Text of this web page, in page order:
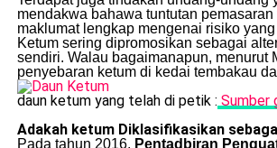
mendakwa bahawa tuntutan
maklumat lengkap mengenai risiko
Ketum sering dipromosikan sebagai
sendiri. Walau bagaimanapun, menurut
penyebaran ketum di kedai tembakau
daun ketum yang telah di petik : Sumber
Adakah ketum Diklasifikasikan
Pada tahun 2016, Pentadbiran